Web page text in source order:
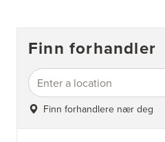
Finn forhandler
Finn forhandlere nær deg